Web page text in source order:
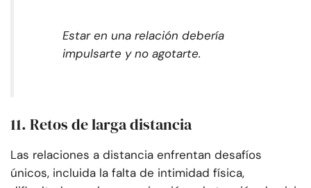
Estar en una relación debería
impulsarte y no agotarte.
11. Retos de larga distancia
Las relaciones a distancia enfrentan desafíos
únicos, incluida la falta de intimidad física,